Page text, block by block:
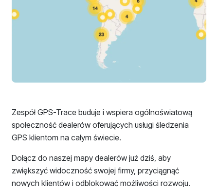
Zespół GPS-Trace buduje i wspiera ogólnoświatową
społeczność dealerów oferujących usługi śledzenia
GPS klientom na całym świecie.
Dołącz do naszej mapy dealerów już dziś, aby
zwiększyć widoczność swojej firmy, przyciągnąć
nowych klientów i odblokować możliwości rozwoju.